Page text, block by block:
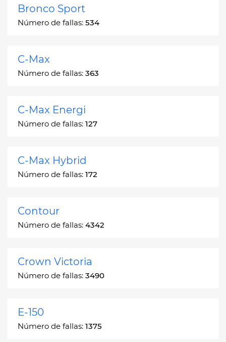
Bronco Sport
Número de fallas: 534
C-Max
Número de fallas: 363
C-Max Energi
Número de fallas: 127
C-Max Hybrid
Número de fallas: 172
Contour
Número de fallas: 4342
Crown Victoria
Número de fallas: 3490
E-150
Número de fallas: 1375